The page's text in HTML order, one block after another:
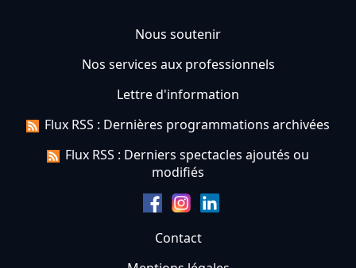
Nous soutenir
Nos services aux professionnels
Lettre d'information
Flux RSS : Dernières programmations archivées
Flux RSS : Derniers spectacles ajoutés ou
modifiés
Contact